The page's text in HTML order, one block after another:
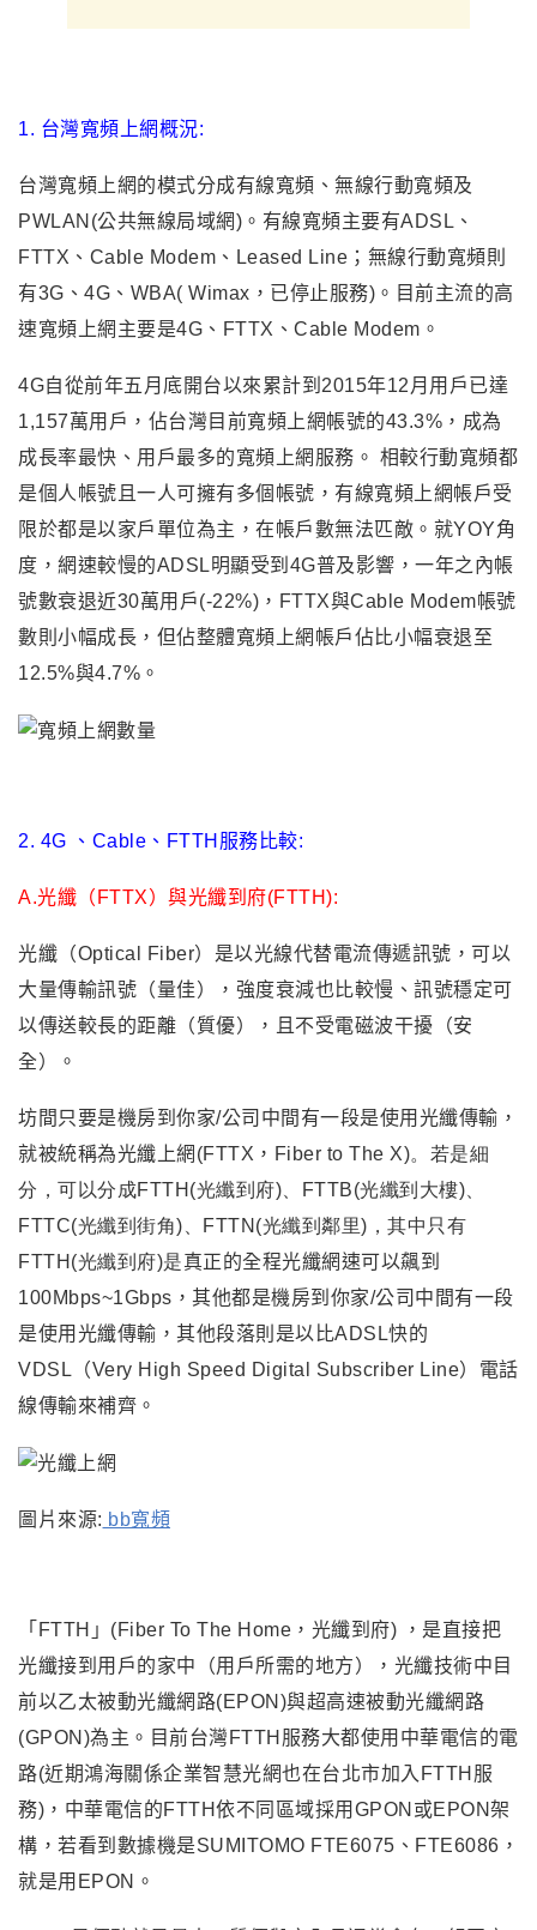
1. 台灣寬頻上網概況:
台灣寬頻上網的模式分成有線寬頻、無線行動寬頻及
PWLAN(公共無線局域網)。有線寬頻主要有ADSL、
FTTX、Cable Modem、Leased Line；無線行動寬頻則
有3G、4G、WBA( Wimax ， 已停止服務)。目前主流的高
速寬頻上網主要是4G、FTTX、Cable Modem。
4G自從前年五月底開台以來累計到2015年12月用戶已達
1,157萬用戶 ， 佔台灣目前寬頻上網帳號的43.3% ， 成為
成長率最快 、 用戶最多的寬頻上網服務。 相較行動寬頻都
是個人帳號且一人可擁有多個帳號 ， 有線寬頻上網帳戶受
限於都是以家戶單位為主 ， 在帳戶數無法匹敵 。就YOY角
度 ， 網速較慢的ADSL明顯受到4G普及影響 ， 一年之內帳
號數衰退近30萬用戶(-22%) ， FTTX與Cable Modem帳號
數則小幅成長 ， 但佔整體寬頻上網帳戶佔比小幅衰退至
12.5%與4.7% 。
2. 4G 、Cable、FTTH服務比較:
A.光纖（FTTX）與光纖到府(FTTH):
光纖（Optical Fiber）是以光線代替電流傳遞訊號， 可以
大量傳輸訊號（量佳），強度衰減也比較慢 、 訊號穩定可
以傳送較長的距離 （質優） ，
且不受電磁波干擾（安
全）。
坊間只要是機房到你家/公司中間有一段是使用光纖傳輸，
就被統稱為光纖上網(FTTX ， Fiber to The X)。若是細
分 ，可以分成FTTH(光纖到府) 、FTTB(光纖到大樓)、
FTTC(光纖到街角) 、FTTN(光纖到鄰里) ， 其中只有
FTTH(光纖到府)是真正的全程光纖網速可以飆到
100Mbps~1Gbps，其他都是機房到你家/公司中間有一段
是使用光纖傳輸，其他段落則是以比ADSL快的
VDSL（Very High Speed Digital Subscriber Line）電話
線傳輸來補齊。
圖片來源: bb寬頻
「 FTTH 」 (Fiber To The Home ，光纖到府) ， 是直接把
光纖接到用戶的家中（用戶所需的地方）
， 光纖技術中目
前以乙太被動光纖網路(EPON)與超高速被動光纖網路
(GPON)為主。目前台灣FTTH服務大都使用中華電信的電
路(近期鴻海關係企業智慧光網也在台北市加入FTTH服
務) ， 中華電信的FTTH依不同區域採用GPON或EPON架
構，若看到數據機是SUMITOMO FTE6075、FTE6086，
就是用EPON 。